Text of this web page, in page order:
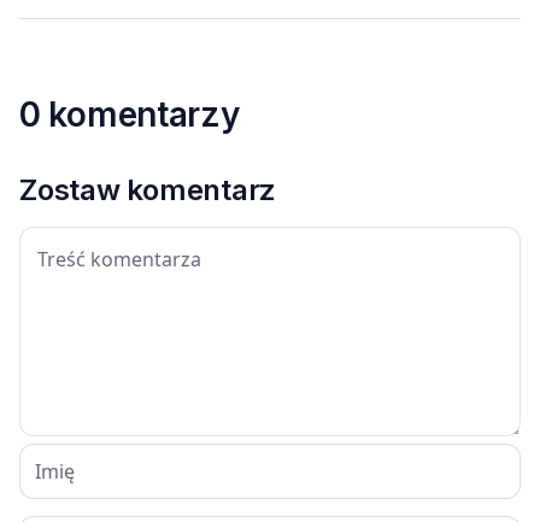
0 komentarzy
Zostaw komentarz